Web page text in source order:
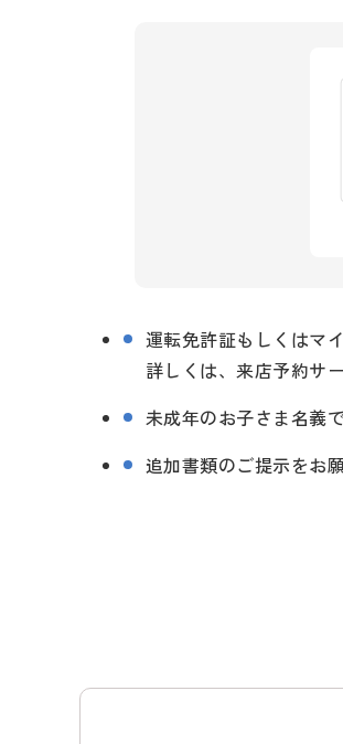
運転免許証もしくはマ
詳しくは、来店予約サ
未成年のお子さま名義
追加書類のご提示をお